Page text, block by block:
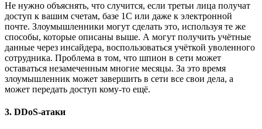
Не нужно объяснять, что случится, если третьи лица получат
доступ к вашим счетам, базе 1С или даже к электронной
почте. Злоумышленники могут сделать это, используя те же
способы, которые описаны выше. А могут получить учётные
данные через инсайдера, воспользоваться учёткой уволенного
сотрудника. Проблема в том, что шпион в сети может
оставаться незамеченным многие месяцы. За это время
злоумышленник может завершить в сети все свои дела, а
может передать доступ кому-то ещё.
3. DDoS-атаки